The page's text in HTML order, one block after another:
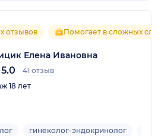
отзывов Помогает в сложных
Елена Ивановна
5.0
41 отзыв
18 лет
гинеколог-эндокринолог